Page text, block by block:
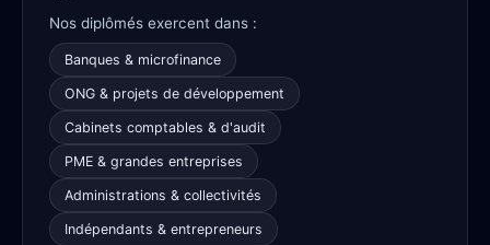
Nos diplômés exercent dans :
Banques & microfinance
ONG & projets de développement
Cabinets comptables & d'audit
PME & grandes entreprises
Administrations & collectivités
Indépendants & entrepreneurs